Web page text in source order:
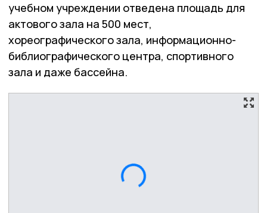
учебном учреждении отведена площадь для
актового зала на 500 мест,
хореографического зала, информационно-
библиографического центра, спортивного
зала и даже бассейна.